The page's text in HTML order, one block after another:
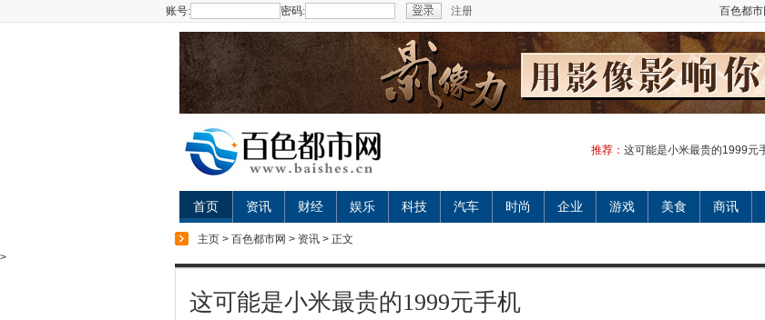
账号: 密码: 注册 百色都
推荐： 这可能是小米最贵的1999元
首页 资讯 财经 娱乐 科技 汽车 时尚 企业 游戏 美食 商讯
主页 > 百色都市网 > 资讯 > 正文
>
这可能是小米最贵的1999元手机